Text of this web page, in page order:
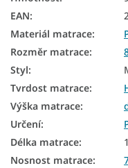
EAN:
Materiál matrace:
Rozměr matrace:
Styl:
Tvrdost matrace:
Výška matrace:
Určení:
Délka matrace:
Nosnost matrace: